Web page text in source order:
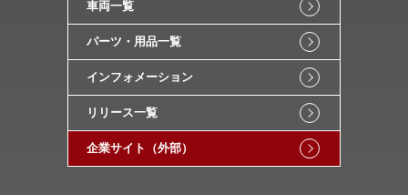
車両一覧
パーツ・用品一覧
インフォメーション
リリース一覧
企業サイト（外部）